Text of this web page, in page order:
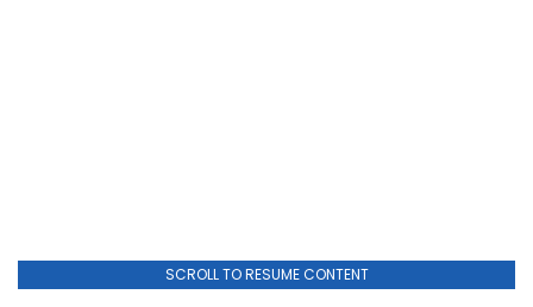
SCROLL TO RESUME CONTENT